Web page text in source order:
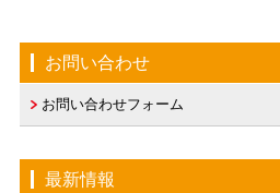
お問い合わせ
お問い合わせフォーム
最新情報